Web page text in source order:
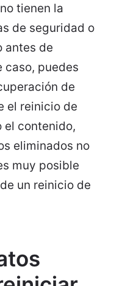
tienen la
de seguridad o
antes de
caso, puedes
de
el reinicio de
el contenido,
eliminados no
muy posible
un reinicio de